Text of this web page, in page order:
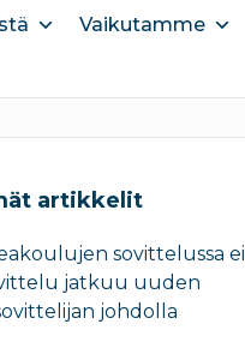
Vaikutamme
artikkelit
sovittelussa ei
jatkuu uuden
johdolla